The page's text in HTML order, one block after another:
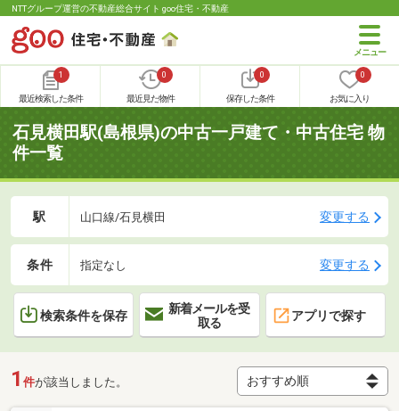
NTTグループ運営の不動産総合サイト goo住宅・不動産
1
最近検索した条件
0
最近見た物件
0
保存した条件
0
お気に入り
石見横田駅(島根県)の中古一戸建て・中古住宅 物
件一覧
駅 山口線/石見横田 変更する
条件 指定なし 変更する
検索条件を保存
新着メールを受
取る
アプリで探す
1 件が該当しました。